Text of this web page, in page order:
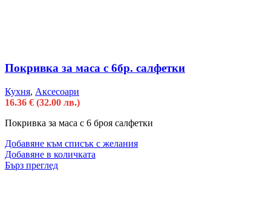
Покривка за маса с 6бр. салфетки
Кухня, Аксесоари
16.36 € (32.00 лв.)
Покривка за маса с 6 броя салфетки
Добавяне към списък с желания
Добавяне в количката
Бърз преглед